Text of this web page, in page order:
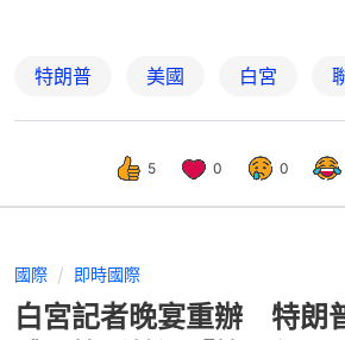
特朗普 美國 白宮
5 0 0
國際 即時國際
白宮記者晚宴重辦 特朗